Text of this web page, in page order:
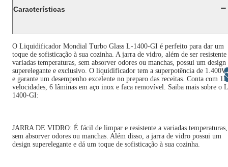
Características
O Liquidificador Mondial Turbo Glass L-1400-GI é perfeito para dar um
toque de sofisticação à sua cozinha. A jarra de vidro, além de ser resistente
variadas temperaturas, sem absorver odores ou manchas, possui um design
superelegante e exclusivo. O liquidificador tem a superpotência de 1.400W
e garante um desempenho excelente no preparo das receitas. Conta com 12
velocidades, 6 lâminas em aço inox e faca removível. Saiba mais sobre o
1400-GI:
JARRA DE VIDRO: É fácil de limpar e resistente a variadas temperaturas,
sem absorver odores ou manchas. Além disso, a jarra de vidro possui um
design superelegante e dá um toque de sofisticação à sua cozinha.
Libras